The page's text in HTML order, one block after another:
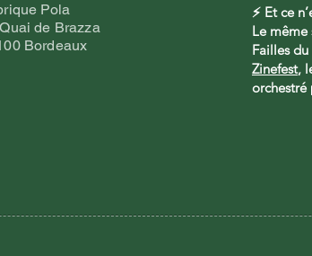
Pola
de Brazza
Bordeaux
⚡️ Et ce
Le même
Failles
Zinefest,
orchestré